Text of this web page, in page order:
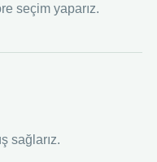
seçim yaparız.
sağlarız.